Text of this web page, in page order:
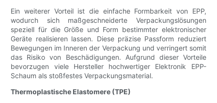
Ein weiterer Vorteil ist die einfache Formbarkeit von EPP,
wodurch sich maßgeschneiderte Verpackungslösungen
speziell für die Größe und Form bestimmter elektronischer
Geräte realisieren lassen. Diese präzise Passform reduziert
Bewegungen im Inneren der Verpackung und verringert somit
das Risiko von Beschädigungen. Aufgrund dieser Vorteile
bevorzugen viele Hersteller hochwertiger Elektronik EPP-
Schaum als stoßfestes Verpackungsmaterial.
Thermoplastische Elastomere (TPE)